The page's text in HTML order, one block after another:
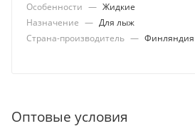
Особенности — Жидкие
Назначение — Для лыж
Страна-производитель — Финляндия
Оптовые условия